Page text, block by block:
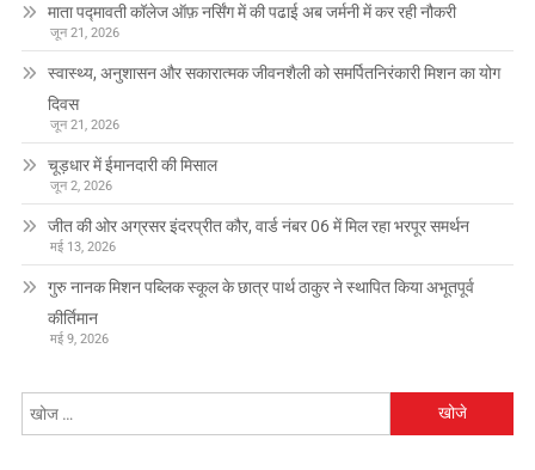
माता पद्मावती कॉलेज ऑफ़ नर्सिंग में की पढाई अब जर्मनी में कर रही नौकरी
जून 21, 2026
स्वास्थ्य, अनुशासन और सकारात्मक जीवनशैली को समर्पितनिरंकारी मिशन का योग
दिवस
जून 21, 2026
चूड़धार में ईमानदारी की मिसाल
जून 2, 2026
जीत की ओर अग्रसर इंदरप्रीत कौर, वार्ड नंबर 06 में मिल रहा भरपूर समर्थन
मई 13, 2026
गुरु नानक मिशन पब्लिक स्कूल के छात्र पार्थ ठाकुर ने स्थापित किया अभूतपूर्व
कीर्तिमान
मई 9, 2026
को